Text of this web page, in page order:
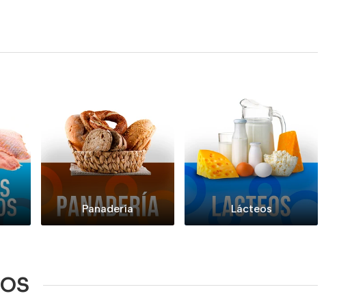
Panadería Lácteos